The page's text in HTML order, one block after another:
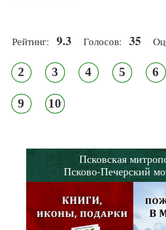
Рейтинг: 9.3 Голосов: 35
2 3 4 5 6
9 10
Псковская
Псково-Печерский